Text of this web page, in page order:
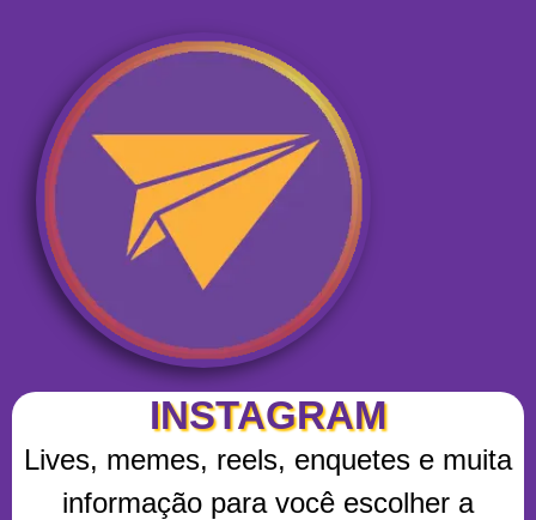
INSTAGRAM
Lives, memes, reels, enquetes e muita
informação para você escolher a